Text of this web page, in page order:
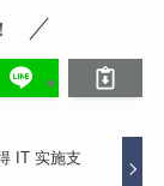
IT 实施支